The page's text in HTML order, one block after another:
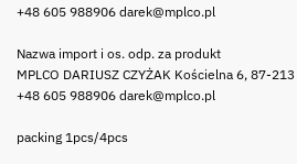
+48 605 988906 darek@mplco.pl
Nazwa import i os. odp. za produkt
MPLCO DARIUSZ CZYŻAK Kościelna 6, 87-213
+48 605 988906 darek@mplco.pl
packing 1pcs/4pcs